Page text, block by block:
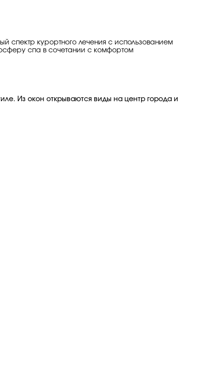
спектр курортного лечения с использованием
спа в сочетании с комфортом
Из окон открываются виды на центр города и